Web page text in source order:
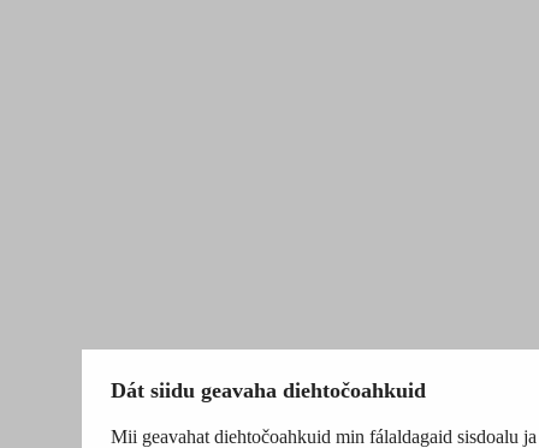
Dát siidu geavaha diehtočoahkuid
Mii geavahat diehtočoahkuid min fálaldagaid sisdoalu ja